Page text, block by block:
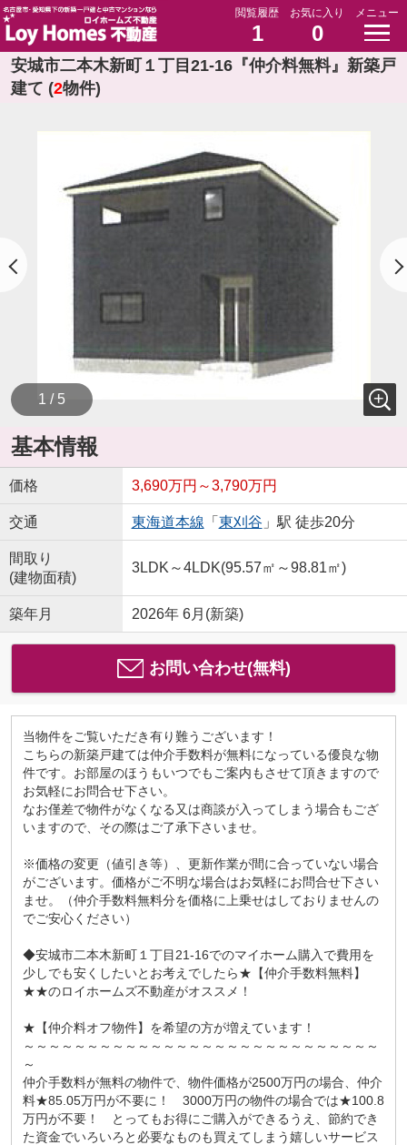
閲覧履歴
1
お気に入り
0
メニュー
安城市二本木新町１丁目21-16『仲介料無料』新築戸
建て (2物件)
1 / 5
基本情報
価格 3,690万円～3,790万円
交通 東海道本線 「 東刈谷 」駅 徒歩20分
間取り
(建物面積)
3LDK～4LDK(95.57㎡～98.81㎡)
築年月 2026年 6月(新築)
お問い合わせ(無料)
当物件をご覧いただき有り難うございます！
こちらの新築戸建ては仲介手数料が無料になっている優良な物
件です。お部屋のほうもいつでもご案内もさせて頂きますので
お気軽にお問合せ下さい。
なお僅差で物件がなくなる又は商談が入ってしまう場合もござ
いますので、その際はご了承下さいませ。
※価格の変更（値引き等）、更新作業が間に合っていない場合
がございます。価格がご不明な場合はお気軽にお問合せ下さい
ませ。（仲介手数料無料分を価格に上乗せはしておりませんの
でご安心ください）
◆安城市二本木新町１丁目21-16でのマイホーム購入で費用を
少しでも安くしたいとお考えでしたら★【仲介手数料無料】
★★のロイホームズ不動産がオススメ！
★【仲介料オフ物件】を希望の方が増えています！
～～～～～～～～～～～～～～～～～～～～～～～～～～～～
～
仲介手数料が無料の物件で、物件価格が2500万円の場合、仲介
料★85.05万円が不要に！ 3000万円の物件の場合では★100.8
万円が不要！ とってもお得にご購入ができるうえ、節約でき
た資金でいろいろと必要なものも買えてしまう嬉しいサービス